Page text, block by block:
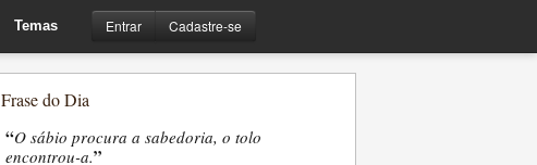
Temas Entrar Cadastre-se
Frase do Dia
“O sábio procura a sabedoria, o tolo
encontrou-a.”